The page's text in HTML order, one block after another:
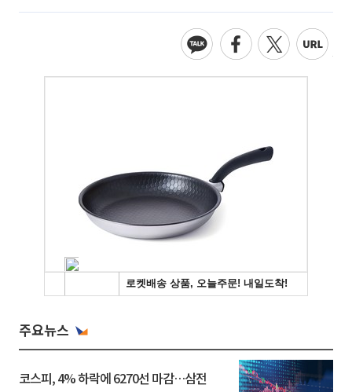
주요뉴스
코스피, 4% 하락에 6270선 마감…삼전